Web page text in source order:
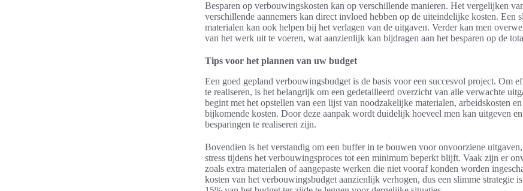
Besparen op verbouwingskosten kan op verschillende manieren. Het vergelijken
verschillende aannemers kan direct invloed hebben op de uiteindelijke kosten. Een
materialen kan ook helpen bij het verlagen van de uitgaven. Verder kan men
van het werk uit te voeren, wat aanzienlijk kan bijdragen aan het besparen op de
Tips voor het plannen van uw budget
Een goed gepland verbouwingsbudget is de basis voor een succesvol project. Om
te realiseren, is het belangrijk om een gedetailleerd overzicht van alle verwachte
begint met het opstellen van een lijst van noodzakelijke materialen, arbeidskosten
bijkomende kosten. Door deze aanpak wordt duidelijk hoeveel men kan uitgeven
besparingen te realiseren zijn.
Bovendien is het verstandig om een buffer in te bouwen voor onvoorziene
stress tijdens het verbouwingsproces tot een minimum beperkt blijft. Vaak zijn er
zoals extra materialen of aangepaste werken die niet vooraf konden worden
kosten van het verbouwingsbudget aanzienlijk verhogen, dus een slimme strategie